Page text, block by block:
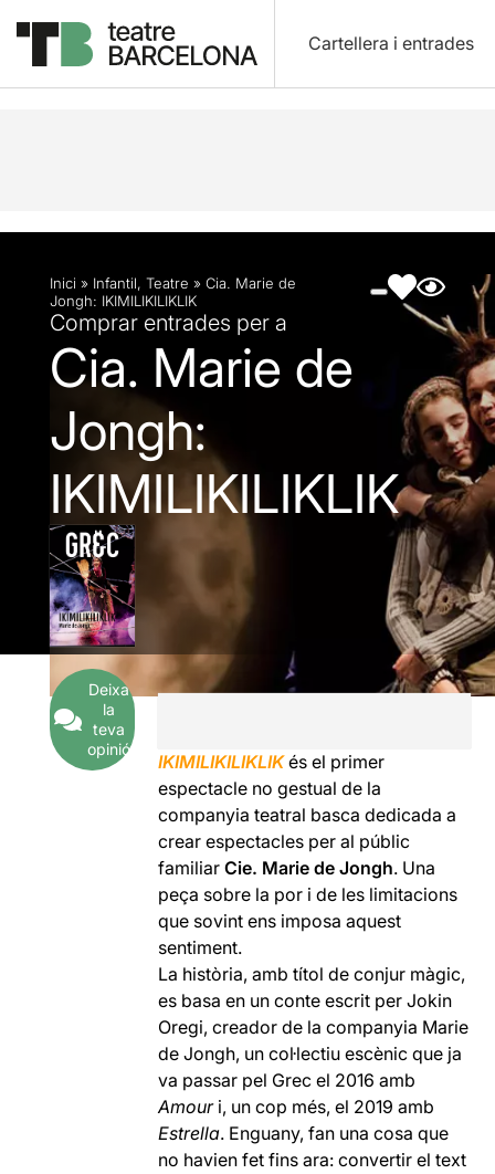
Cartellera i entrades
Descripció Fitxa artística Fotos i vídeos
Inici » Infantil, Teatre » Cia. Marie de
Jongh: IKIMILIKILIKLIK
Comprar entrades per a
Cia. Marie de
Jongh:
IKIMILIKILIKLIK
Deixa
la
teva
opinió
IKIMILIKILIKLIK és el primer
espectacle no gestual de la
companyia teatral basca dedicada a
crear espectacles per al públic
familiarCie. Marie de Jongh. Una
peça sobre la por i de les limitacions
que sovint ens imposa aquest
sentiment.
La història, amb títol de conjur màgic,
es basa en un conte escrit per Jokin
Oregi, creador de la companyia Marie
de Jongh, un col·lectiu escènic que ja
va passar pel Grec el 2016 amb
Amouri, un cop més, el 2019 amb
Estrella. Enguany, fan una cosa que
no havien fet fins ara: convertir el text